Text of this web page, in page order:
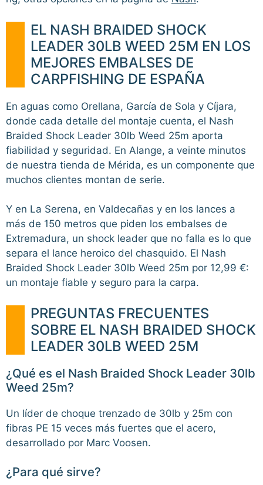
EL NASH BRAIDED SHOCK
LEADER 30LB WEED 25M EN LOS
MEJORES EMBALSES DE
CARPFISHING DE ESPAÑA
En aguas como Orellana, García de Sola y Cíjara,
donde cada detalle del montaje cuenta, el Nash
Braided Shock Leader 30lb Weed 25m aporta
fiabilidad y seguridad. En Alange, a veinte minutos
de nuestra tienda de Mérida, es un componente que
muchos clientes montan de serie.
Y en La Serena, en Valdecañas y en los lances a
más de 150 metros que piden los embalses de
Extremadura, un shock leader que no falla es lo que
separa el lance heroico del chasquido. El Nash
Braided Shock Leader 30lb Weed 25m por 12,99 €:
un montaje fiable y seguro para la carpa.
PREGUNTAS FRECUENTES
SOBRE EL NASH BRAIDED SHOCK
LEADER 30LB WEED 25M
¿Qué es el Nash Braided Shock Leader 30lb
Weed 25m?
Un líder de choque trenzado de 30lb y 25m con
fibras PE 15 veces más fuertes que el acero,
desarrollado por Marc Voosen.
¿Para qué sirve?